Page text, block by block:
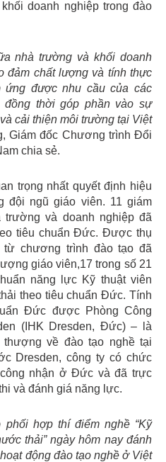
doanh nghiệp trong đào
nhà trường và khối doanh
đảm chất lượng và tính thực
ứng được nhu cầu của các
đồng thời góp phần vào sự
cải thiện môi trường tại Việt
Giám đốc Chương trình Đổi
chia sẻ.
trọng nhất quyết định hiệu
đội ngũ giáo viên. 11 giám
và doanh nghiệp đã
tiêu chuẩn Đức. Được thụ
chương trình đào tạo đã
giáo viên,17 trong số 21
năng lực Kỹ thuật viên
theo tiêu chuẩn Đức. Tính
Đức được Phòng Công
(IHK Dresden, Đức) – là
về đào tạo nghề tại
Dresden, công ty có chức
nhận ở Đức và đã trực
và đánh giá năng lực.
phối hợp thí điểm nghề “Kỹ
thải” ngày hôm nay đánh
động đào tạo nghề ở Việt